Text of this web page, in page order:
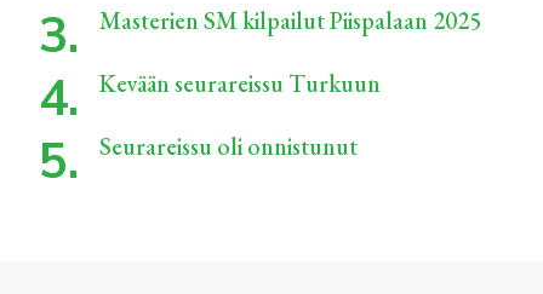
Masterien SM kilpailut Piispalaan 2025
Kevään seurareissu Turkuun
Seurareissu oli onnistunut